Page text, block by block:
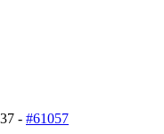
- #61057